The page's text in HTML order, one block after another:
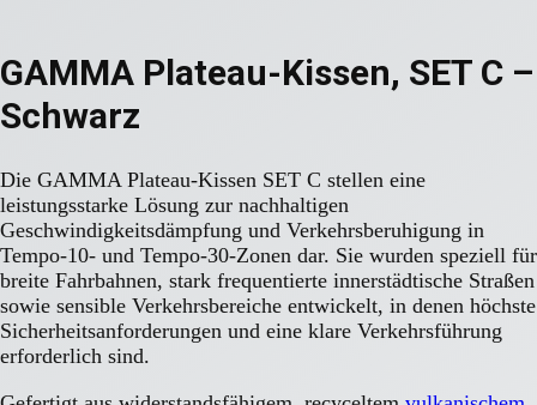
GAMMA Plateau-Kissen, SET C –
Schwarz
Die GAMMA Plateau-Kissen SET C stellen eine
leistungsstarke Lösung zur nachhaltigen
Geschwindigkeitsdämpfung und Verkehrsberuhigung in
Tempo-10- und Tempo-30-Zonen dar. Sie wurden speziell für
breite Fahrbahnen, stark frequentierte innerstädtische Straßen
sowie sensible Verkehrsbereiche entwickelt, in denen höchste
Sicherheitsanforderungen und eine klare Verkehrsführung
erforderlich sind.